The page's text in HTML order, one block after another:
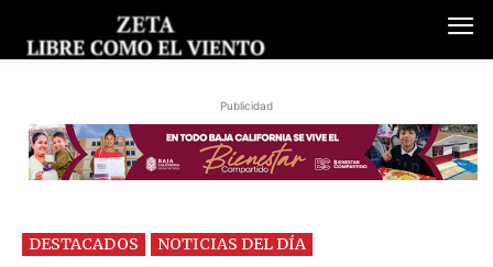
Publicidad
DESTACADOS NOTICIAS DEL DÍA